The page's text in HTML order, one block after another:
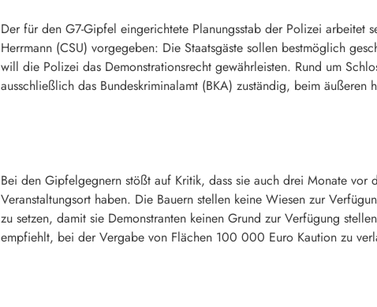
Der für den G7-Gipfel eingerichtete Planungsstab der Polizei arbeitet
Herrmann (CSU) vorgegeben: Die Staatsgäste sollen bestmöglich
will die Polizei das Demonstrationsrecht gewährleisten. Rund um
ausschließlich das Bundeskriminalamt (BKA) zuständig, beim äußeren
Bei den Gipfelgegnern stößt auf Kritik, dass sie auch drei Monate
Veranstaltungsort haben. Die Bauern stellen keine Wiesen zur
zu setzen, damit sie Demonstranten keinen Grund zur Verfügung
empfiehlt, bei der Vergabe von Flächen 100 000 Euro Kaution zu